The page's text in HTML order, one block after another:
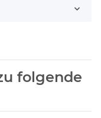
folgende